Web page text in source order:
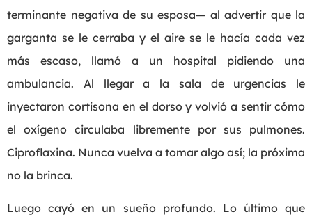
terminante negativa de su esposa— al advertir que la
garganta se le cerraba y el aire se le hacía cada vez
más escaso, llamó a un hospital pidiendo una
ambulancia. Al llegar a la sala de urgencias le
inyectaron cortisona en el dorso y volvió a sentir cómo
el oxígeno circulaba libremente por sus pulmones.
Ciproflaxina. Nunca vuelva a tomar algo así; la próxima
no la brinca.
Luego cayó en un sueño profundo. Lo último que